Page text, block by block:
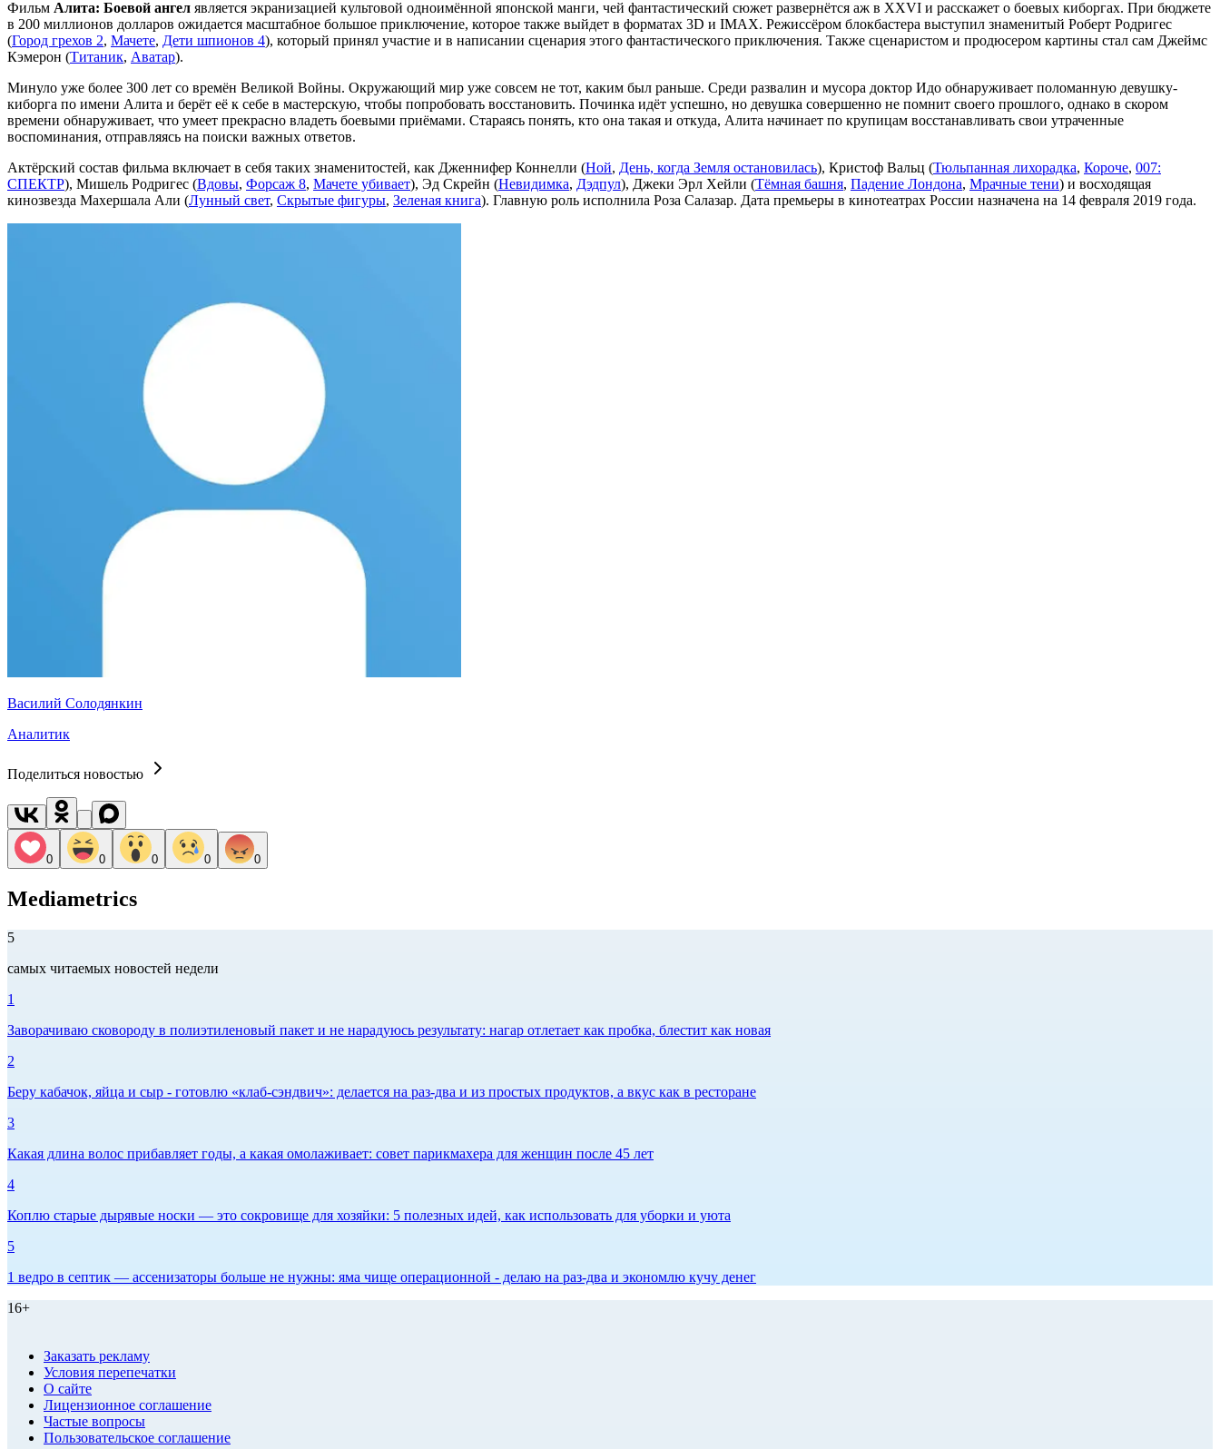
Фильм Алита: Боевой ангел является экранизацией культовой одноимённой японской манги, чей фантастический сюжет развернётся аж в XXVI и расскажет о боевых киборгах. При бюджете
в 200 миллионов долларов ожидается масштабное большое приключение, которое также выйдет в форматах 3D и IMAX. Режиссёром блокбастера выступил знаменитый Роберт Родригес
(Город грехов 2, Мачете, Дети шпионов 4), который принял участие и в написании сценария этого фантастического приключения. Также сценаристом и продюсером картины стал сам Джеймс
Кэмерон (Титаник, Аватар).
Минуло уже более 300 лет со времён Великой Войны. Окружающий мир уже совсем не тот, каким был раньше. Среди развалин и мусора доктор Идо обнаруживает поломанную девушку-
киборга по имени Алита и берёт её к себе в мастерскую, чтобы попробовать восстановить. Починка идёт успешно, но девушка совершенно не помнит своего прошлого, однако в скором
времени обнаруживает, что умеет прекрасно владеть боевыми приёмами. Стараясь понять, кто она такая и откуда, Алита начинает по крупицам восстанавливать свои утраченные
воспоминания, отправляясь на поиски важных ответов.
Актёрский состав фильма включает в себя таких знаменитостей, как Дженнифер Коннелли (Ной, День, когда Земля остановилась), Кристоф Вальц (Тюльпанная лихорадка, Короче, 007:
СПЕКТР), Мишель Родригес (Вдовы, Форсаж 8, Мачете убивает), Эд Скрейн (Невидимка, Дэдпул), Джеки Эрл Хейли (Тёмная башня, Падение Лондона, Мрачные тени) и восходящая
кинозвезда Махершала Али (Лунный свет, Скрытые фигуры, Зеленая книга). Главную роль исполнила Роза Салазар. Дата премьеры в кинотеатрах России назначена на 14 февраля 2019 года.
Василий Солодянкин
Аналитик
Поделиться новостью
0 0 0 0 0
Mediametrics
5
самых читаемых новостей недели
1
Заворачиваю сковороду в полиэтиленовый пакет и не нарадуюсь результату: нагар отлетает как пробка, блестит как новая
2
Беру кабачок, яйца и сыр - готовлю «клаб-сэндвич»: делается на раз-два и из простых продуктов, а вкус как в ресторане
3
Какая длина волос прибавляет годы, а какая омолаживает: совет парикмахера для женщин после 45 лет
4
Коплю старые дырявые носки — это сокровище для хозяйки: 5 полезных идей, как использовать для уборки и уюта
5
1 ведро в септик — ассенизаторы больше не нужны: яма чище операционной - делаю на раз-два и экономлю кучу денег
16+
Заказать рекламу
Условия перепечатки
О сайте
Лицензионное соглашение
Частые вопросы
Пользовательское соглашение